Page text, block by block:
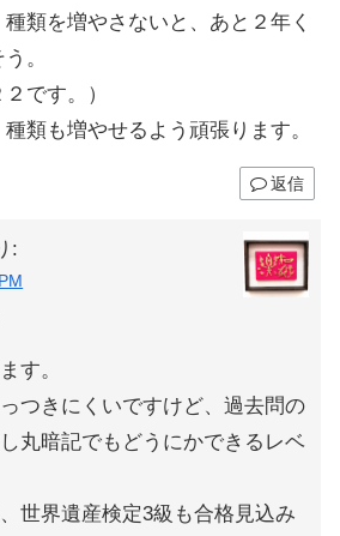
類を増やさないと、あと２年く
。
です。）
類も増やせるよう頑張ります。
返信
:
す。
つきにくいですけど、過去問の
丸暗記でもどうにかできるレベ
世界遺産検定3級も合格見込み